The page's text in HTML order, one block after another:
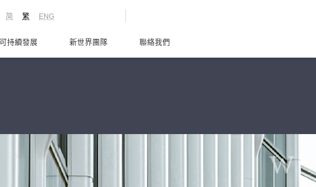
ENG
繁
简
可持續發展 新世界團隊 聯絡我們